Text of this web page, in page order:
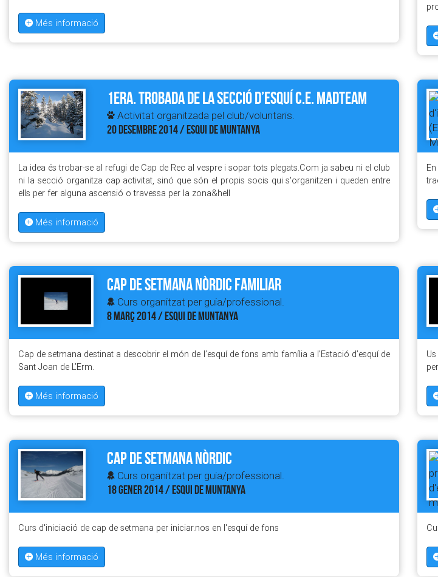
Més informació
1era. Trobada de la Secció d’Esquí C.E. Madteam
Activitat organitzada pel club/voluntaris.
20 DESEMBRE 2014 / ESQUI DE MUNTANYA
La idea és trobar-se al refugi de Cap de Rec al vespre i sopar tots plegats.Com ja sabeu ni el club
ni la secció organitza cap activitat, sinó que són el propis socis qui s'organitzen i queden entre
ells per fer alguna ascensió o travessa per la zona&hell
Més informació
Cap de setmana Nòrdic Familiar
Curs organitzat per guia/professional.
8 MARÇ 2014 / ESQUI DE MUNTANYA
Cap de setmana destinat a descobrir el món de l’esquí de fons amb família a l’Estació d’esquí de
Sant Joan de L’Erm.
Més informació
Cap de setmana Nòrdic
Curs organitzat per guia/professional.
18 GENER 2014 / ESQUI DE MUNTANYA
Curs d'iniciació de cap de setmana per iniciar.nos en l'esquí de fons
Més informació